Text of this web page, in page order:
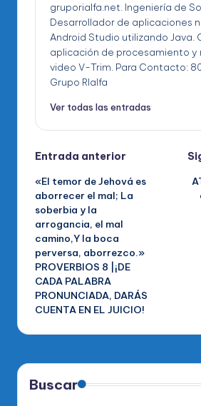
gruporialfa.net. Ingeniería de
Desarrollador de aplicaciones
Android Studio utilizando Java.
aplicación de procesamiento y
video V-Trim. Para Contacto:
Grupo RIalfa
Ver todas las entradas
Navegación
de
entradas
Entrada anterior
«El temor de Jehová es
aborrecer el mal; La
soberbia y la
arrogancia, el mal
camino,Y la boca
perversa, aborrezco.»
PROVERBIOS 8 |¡DE
CADA PALABRA
PRONUNCIADA, DARÁS
CUENTA EN EL JUICIO!
Buscar